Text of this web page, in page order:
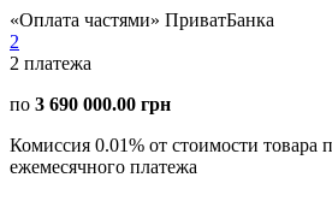
«Оплата частями» ПриватБанка
2
2 платежа
по 3 690 000.00 грн
Комиссия 0.01% от стоимости товара
ежемесячного платежа